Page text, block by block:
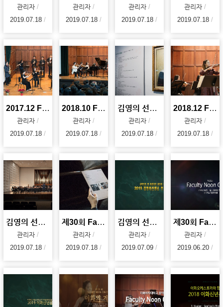
관리자
2019.07.18
관리자
2019.07.18
관리자
2019.07.18
관리자
2019.07.18
2017.12 Faculty Noon Concert
관리자
2019.07.18
2018.10 Faculty Noon Concert
관리자
2019.07.18
김영의 선생님 추모 전시회 및 개막식(김영의, 음악으로 참 아름다운 세상을 꿈꾸다)
관리자
2019.07.18
2018.12 Faculty Noon Concert
관리자
2019.07.18
김영의 선생님 추모 음악회 (김영의, 음악으로 참 아름다운 세상을 꿈꾸다)
관리자
2019.07.18
제30회 Faculty Noon Concert
관리자
2019.07.18
김영의 선생님 추모 음악회 (김영의, 음악으로 참 아름다운 세상을 꿈꾸다)
관리자
2019.07.09
제30회 Faculty Noon Concert : 한낮의 탱고
관리자
2019.06.20